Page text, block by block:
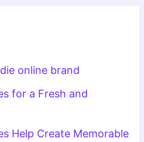
online brand
for a Fresh and
Help Create Memorable